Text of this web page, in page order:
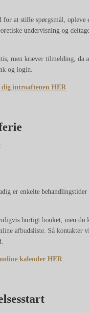
for at stille spørgsmål, opleve
undervisning og
men kræver tilmelding, da
og login.
introaftenen HER
er enkelte
hurtigt booket, men du
afbudsliste. Så kontakter
kalender HER